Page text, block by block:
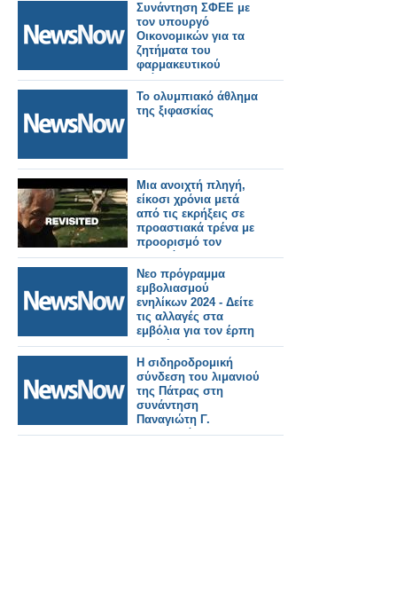
Συνάντηση ΣΦΕΕ με
τον υπουργό
Οικονομικών για τα
ζητήματα του
φαρμακευτικού
κλάδου
Το ολυμπιακό άθλημα
της ξιφασκίας
Μια ανοιχτή πληγή,
είκοσι χρόνια μετά
από τις εκρήξεις σε
προαστιακά τρένα με
προορισμό τον
σταθμό Atocha της
Μαδρίτης
Νεο πρόγραμμα
εμβολιασμού
ενηλίκων 2024 - Δείτε
τις αλλαγές στα
εμβόλια για τον έρπη
ζωστήρ
Η σιδηροδρομική
σύνδεση του λιμανιού
της Πάτρας στη
συνάντηση
Παναγιώτη Γ.
Αναστασόπουλο του